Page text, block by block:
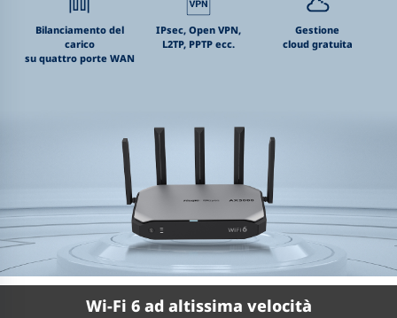
Bilanciamento del
carico
su quattro porte WAN
IPsec, Open VPN,
L2TP, PPTP ecc.
Gestione
cloud gratuita
Wi-Fi 6 ad altissima velocità